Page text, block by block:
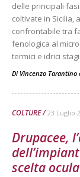
delle principali
coltivate in Sicilia,
confrontabile tra
fenologica al
termici e idrici
Di Vincenzo Tarantino
COLTURE 23 Luglio
Drupacee,
scelta